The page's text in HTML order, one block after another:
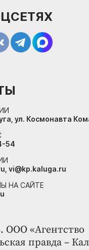
ООО «Агентство
правда –
ул. Космонавта
54
vi@kp.kaluga.ru
НА САЙТЕ